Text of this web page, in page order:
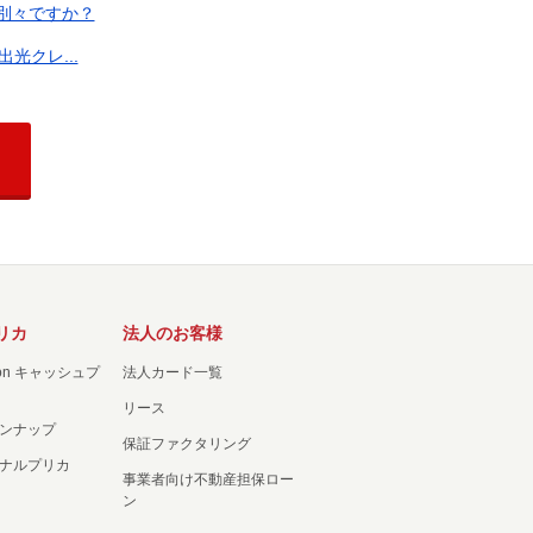
々ですか？
光クレ...
カ
キャッシュプ
ナップ
ルプリカ
法人のお客様
法人カード一覧
リース
保証ファクタリング
事業者向け不動産担保ロー
ン